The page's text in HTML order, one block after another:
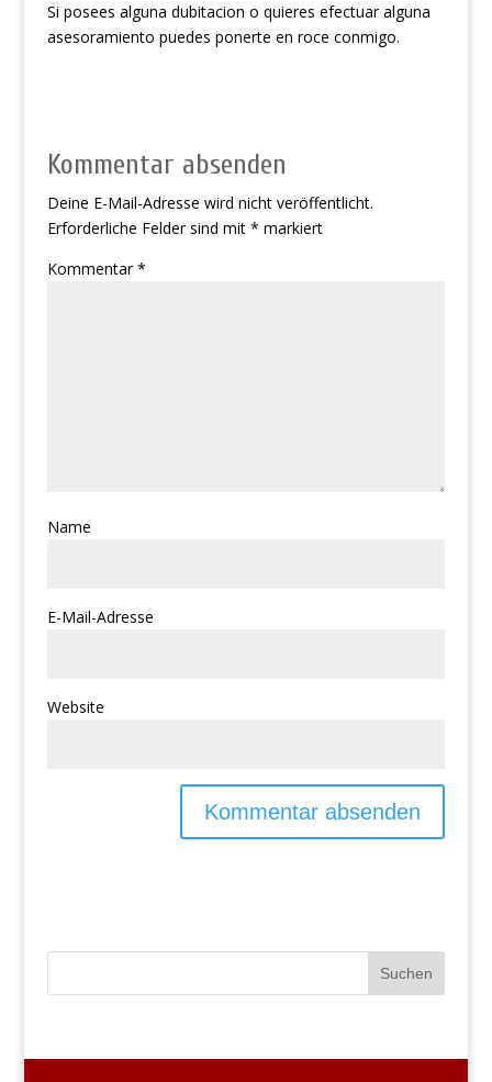
Si posees alguna dubitacion o quieres efectuar alguna
asesoramiento puedes ponerte en roce conmigo.
Kommentar absenden
Deine E-Mail-Adresse wird nicht veröffentlicht.
Erforderliche Felder sind mit * markiert
Kommentar*
Name
E-Mail-Adresse
Website